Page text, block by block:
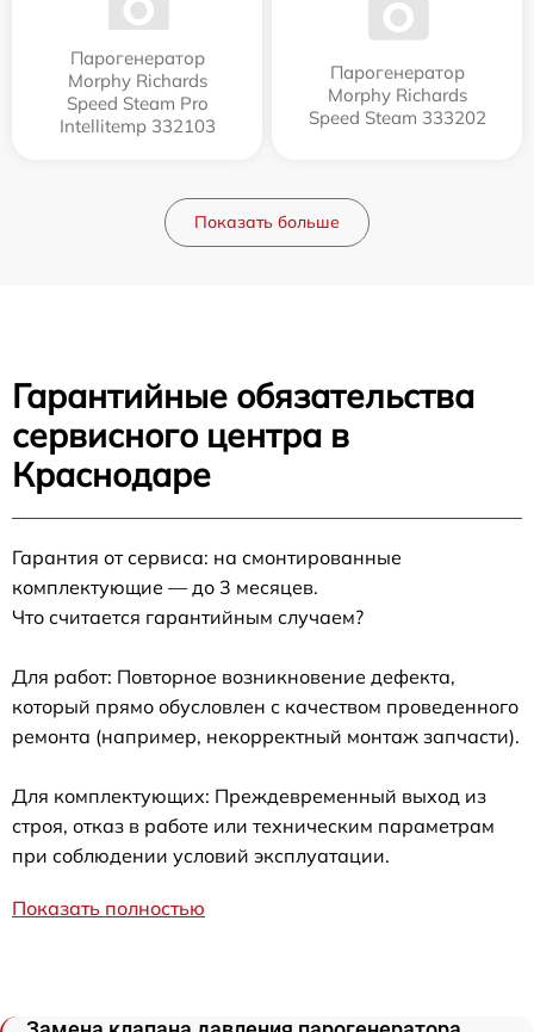
Парогенератор
Morphy Richards
Speed Steam Pro
Intellitemp 332103
Парогенератор
Morphy Richards
Speed Steam 333202
Показать больше
Гарантийные обязательства
сервисного центра в
Краснодаре
Гарантия от сервиса: на смонтированные
комплектующие — до 3 месяцев.
Что считается гарантийным случаем?
Для работ: Повторное возникновение дефекта,
который прямо обусловлен с качеством проведенного
ремонта (например, некорректный монтаж запчасти).
Для комплектующих: Преждевременный выход из
строя, отказ в работе или техническим параметрам
при соблюдении условий эксплуатации.
Показать полностью